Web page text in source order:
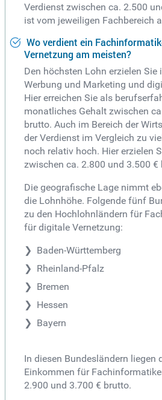
Verdienst zwischen ca. 2.500
ist vom jeweiligen Fachbereich
Wo verdient ein
Vernetzung am meisten?
Den höchsten Lohn erzielen Sie
Werbung und Marketing und
Hier erreichen Sie als
monatliches Gehalt zwischen
brutto. Auch im Bereich der
der Verdienst im Vergleich zu
noch relativ hoch. Hier erzielen
zwischen ca. 2.800 und 3.500
Die geografische Lage nimmt
die Lohnhöhe. Folgende fünf
zu den Hochlohnländern für
für digitale Vernetzung:
Baden-Württemberg
Rheinland-Pfalz
Bremen
Hessen
Bayern
In diesen Bundesländern liegen
Einkommen für
2.900 und 3.700 € brutto.